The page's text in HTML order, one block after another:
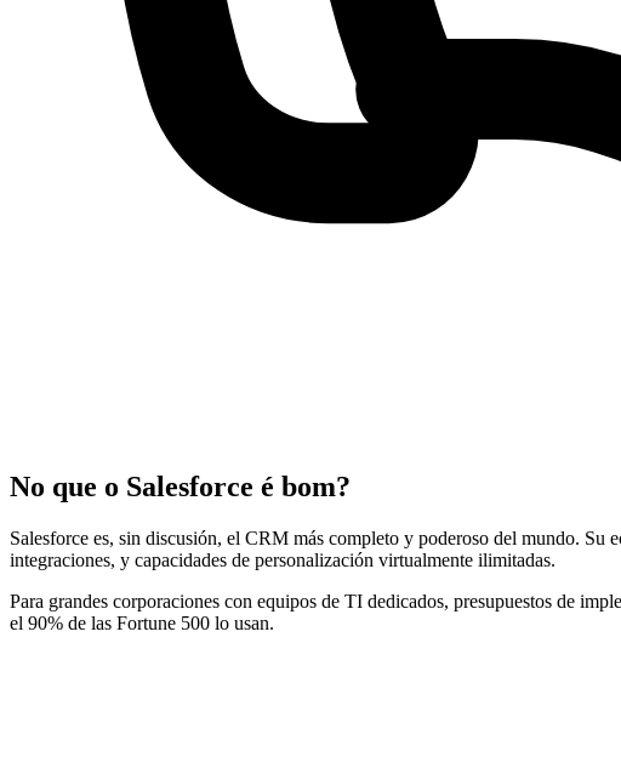
No que o Salesforce é bom?
Salesforce es, sin discusión, el CRM más completo y poderoso del mundo.
integraciones, y capacidades de personalización virtualmente ilimitadas.
Para grandes corporaciones con equipos de TI dedicados, presupuestos de
el 90% de las Fortune 500 lo usan.